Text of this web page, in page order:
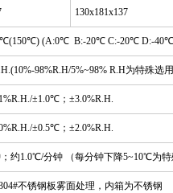
130x181x137
(A:0℃ B:-20℃ C:-20℃ D:-
98%R.H/5%~98% R.H为特殊选
±1.0℃；±3.0%R.H.
±0.5℃；±2.0%R.H.
约1.0℃/分钟 （每分钟下降5~10℃为特
不锈钢板雾面处理，内箱为不锈钢